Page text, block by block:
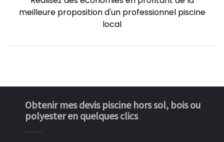
meilleure proposition d'un professionnel piscine
local
Obtenir mes devis piscine hors sol, bois ou
polyester en quelques clics